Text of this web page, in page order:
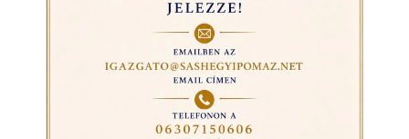
Nagyon sokan voltak, akik munkájukkal segítették
rövidebb-hosszabb időt eltöltve nálunk. Veletek
ez az intézmény, lett azzá, amit ma Sashegyiként